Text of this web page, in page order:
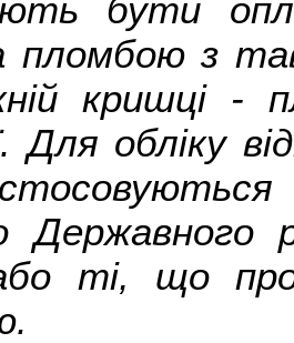
бути
пломбою з
кришці -
Для обліку
Державного
ті, що